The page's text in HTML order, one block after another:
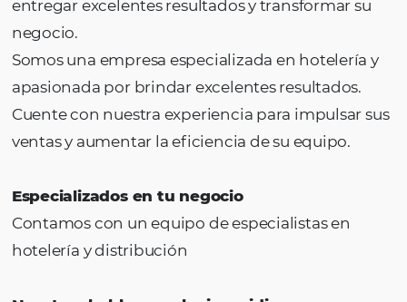
+93% 99%
+10
Años de experiencia Colaboradores